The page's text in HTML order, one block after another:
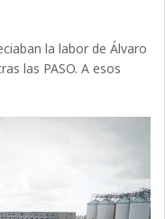
la labor de Álvaro
las PASO. A esos